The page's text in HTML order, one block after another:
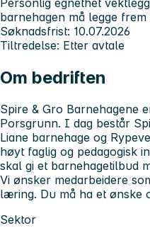
Personlig egnethet
barnehagen må legge
Søknadsfrist: 10.07.2026
Tiltredelse: Etter avtale
Om bedriften
Spire & Gro Barnehagene
Porsgrunn. I dag består
Liane barnehage og
høyt faglig og pedagogisk
skal gi et barnehagetilbud
Vi ønsker medarbeidere
læring. Du må ha et ønske
Sektor